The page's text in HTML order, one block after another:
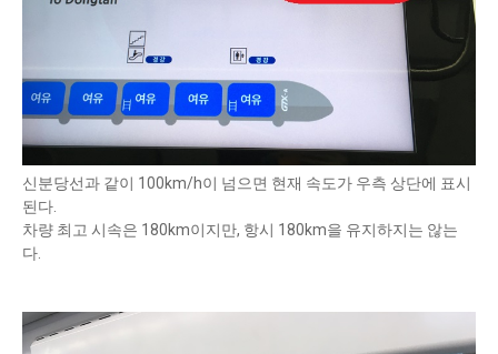
신분당선과 같이 100km/h이 넘으면 현재 속도가 우측 상단에 표시
된다.
차량 최고 시속은 180km이지만, 항시 180km을 유지하지는 않는
다.